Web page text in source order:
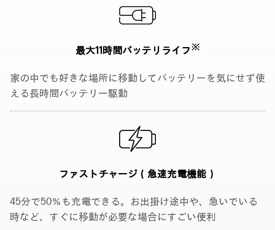
最大11時間バッテリライフ※
家の中でも好きな場所に移動してバッテリーを気にせず使
える長時間バッテリー駆動
ファストチャージ （急速充電機能）
45分で50％も充電できる。お出掛け途中や、急いでいる
時など、すぐに移動が必要な場合にすごい便利